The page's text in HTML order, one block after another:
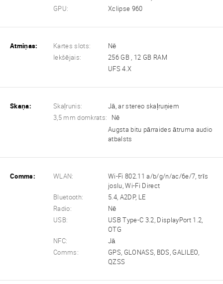
GPU:
Xclipse 960
Atmiņas: Kartes slots:
Nē
Iekšējais:
256 GB , 12 GB RAM
UFS 4.X
Skaņa: Skaļrunis:
Jā, ar stereo skaļruņiem
3,5 mm domkrats:
Nē
Augsta bitu pārraides ātruma audio
atbalsts
Comms: WLAN:
Wi-Fi 802.11 a/b/g/n/ac/6e/7, trīs
joslu, Wi-Fi Direct
Bluetooth:
5.4, A2DP, LE
Radio:
Nē
USB:
USB Type-C 3.2, DisplayPort 1.2,
OTG
NFC:
Jā
Comms:
GPS, GLONASS, BDS, GALILEO,
QZSS